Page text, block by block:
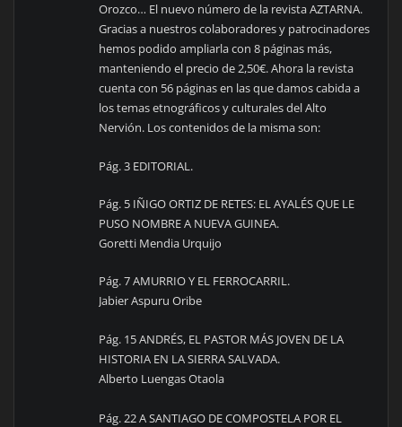
Orozco… El nuevo número de la revista AZTARNA.
Gracias a nuestros colaboradores y patrocinadores
hemos podido ampliarla con 8 páginas más,
manteniendo el precio de 2,50€. Ahora la revista
cuenta con 56 páginas en las que damos cabida a
los temas etnográficos y culturales del Alto
Nervión. Los contenidos de la misma son:
Pág. 3 EDITORIAL.
Pág. 5 IÑIGO ORTIZ DE RETES: EL AYALÉS QUE LE
PUSO NOMBRE A NUEVA GUINEA.
Goretti Mendia Urquijo
Pág. 7 AMURRIO Y EL FERROCARRIL.
Jabier Aspuru Oribe
Pág. 15 ANDRÉS, EL PASTOR MÁS JOVEN DE LA
HISTORIA EN LA SIERRA SALVADA.
Alberto Luengas Otaola
Pág. 22 A SANTIAGO DE COMPOSTELA POR EL